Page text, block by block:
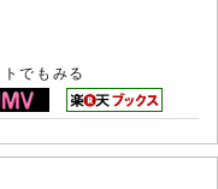
でもみる